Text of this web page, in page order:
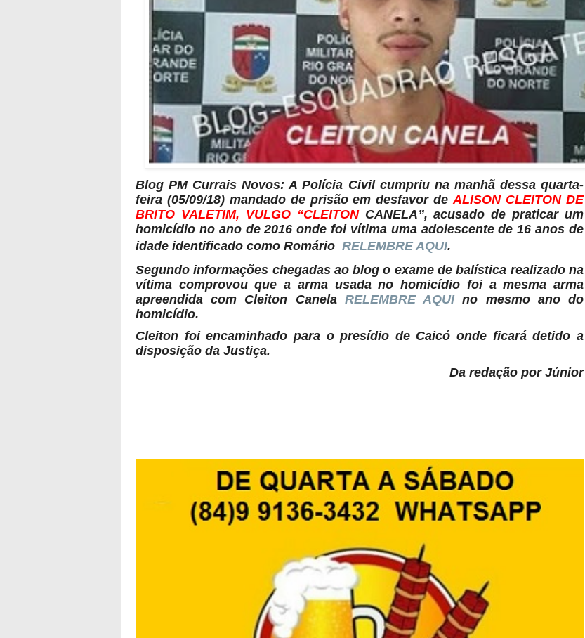
Blog PM Currais Novos: A Polícia Civil cumpriu na manhã dessa quarta-
feira (05/09/18) mandado de prisão em desfavor deALISON CLEITON DE
BRITO VALETIM, VULGO “CLEITON CANELA”, acusado de praticar um
homicídio no ano de 2016 onde foi vítima uma adolescente de 16 anos de
idade identificado como Romário RELEMBRE AQUI.
Segundo informações chegadas ao blog o exame de balística realizado na
vítima comprovou que a arma usada no homicídio foi a mesma arma
apreendida com Cleiton Canela RELEMBRE AQUIno mesmo ano do
homicídio.
Cleiton foi encaminhado para o presídio de Caicó onde ficará detido a
disposição da Justiça.
Da redação por Júnior